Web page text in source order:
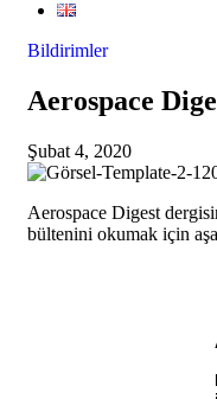
Bildirimler
Aerospace
Şubat 4, 2020
Aerospace Digest
bültenini okumak için